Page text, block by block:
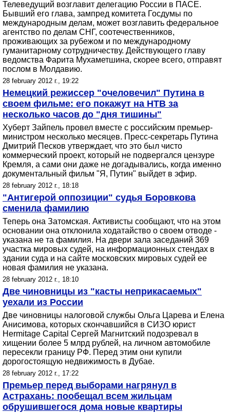
Телеведущий возглавит делегацию России в ПАСЕ.
Бывший его глава, зампред комитета Госдумы по
международным делам, может возглавить федеральное
агентство по делам СНГ, соотечественников,
проживающих за рубежом и по международному
гуманитарному сотрудничеству. Действующего главу
ведомства Фарита Мухаметшина, скорее всего, отправят
послом в Молдавию.
28 february 2012 г., 19:22
Немецкий режиссер "очеловечил" Путина в
своем фильме: его покажут на НТВ за
несколько часов до "дня тишины"
Хуберт Зайпель провел вместе с российским премьер-
министром несколько месяцев. Пресс-секретарь Путина
Дмитрий Песков утверждает, что это был чисто
коммерческий проект, который не подвергался цензуре
Кремля, а сами они даже не догадывались, когда именно
документальный фильм "Я, Путин" выйдет в эфир.
28 february 2012 г., 18:18
"Антигерой оппозиции" судья Боровкова
сменила фамилию
Теперь она Затомская. Активисты сообщают, что на этом
основании она отклонила ходатайство о своем отводе -
указана не та фамилия. На двери зала заседаний 369
участка мировых судей, на информационных стендах в
здании суда и на сайте московских мировых судей ее
новая фамилия не указана.
28 february 2012 г., 18:10
Две чиновницы из "касты неприкасаемых"
уехали из России
Две чиновницы налоговой службы Ольга Царева и Елена
Анисимова, которых скончавшийся в СИЗО юрист
Hermitage Capital Сергей Магнитский подозревал в
хищении более 5 млрд рублей, на личном автомобиле
пересекли границу РФ. Перед этим они купили
дорогостоящую недвижимость в Дубае.
28 february 2012 г., 17:22
Премьер перед выборами нагрянул в
Астрахань: пообещал всем жильцам
обрушившегося дома новые квартиры